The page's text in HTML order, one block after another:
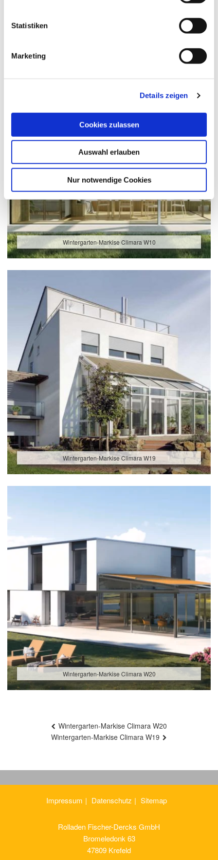
Statistiken
Marketing
Details zeigen
Cookies zulassen
Auswahl erlauben
Nur notwendige Cookies
Wintergarten-Markise Climara W10
Wintergarten-Markise Climara W19
Wintergarten-Markise Climara W20
Wintergarten-Markise Climara W20
Wintergarten-Markise Climara W19
Impressum Datenschutz Sitemap
Rolladen Fischer-Dercks GmbH
Bromeledonk 63
47809 Krefeld